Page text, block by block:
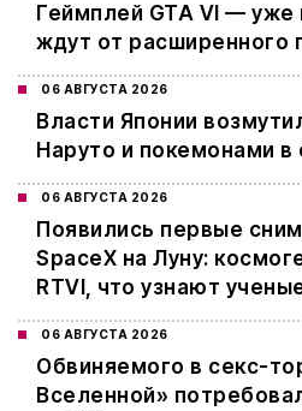
Геймплей GTA VI — уже
ждут от расширенного
06 АВГУСТА 2026
Власти Японии
Наруто и покемонами в
06 АВГУСТА 2026
Появились первые
SpaceX на Луну:
RTVI, что узнают
06 АВГУСТА 2026
Обвиняемого в секс-
Вселенной»